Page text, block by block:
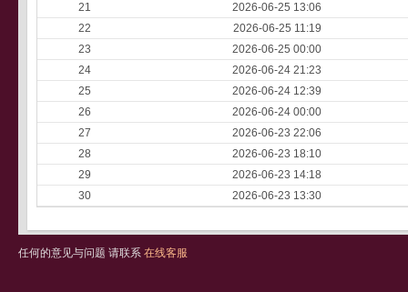
21
2026-06-25 13:06
22
2026-06-25 11:19
23
2026-06-25 00:00
24
2026-06-24 21:23
25
2026-06-24 12:39
26
2026-06-24 00:00
27
2026-06-23 22:06
28
2026-06-23 18:10
29
2026-06-23 14:18
30
2026-06-23 13:30
任何的意见与问题 请联系 在线客服